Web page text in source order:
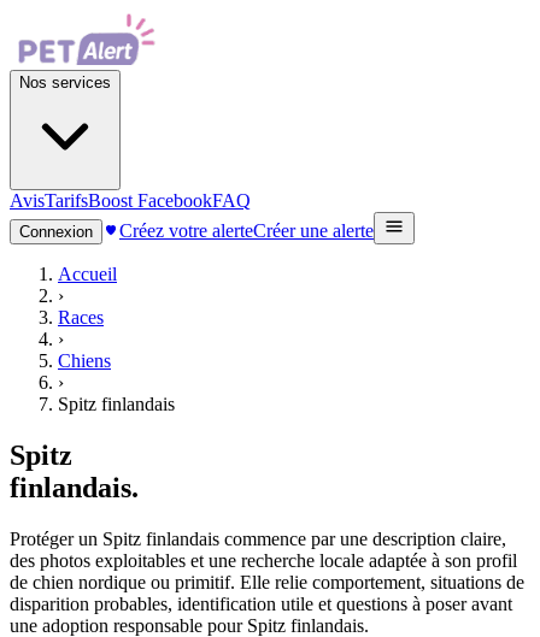
Nos services
AvisTarifsBoost FacebookFAQ
Connexion Créez votre alerteCréer une alerte
Accueil
›
Races
›
Chiens
›
Spitz finlandais
Spitz
finlandais.
Protéger un Spitz finlandais commence par une description claire,
des photos exploitables et une recherche locale adaptée à son profil
de chien nordique ou primitif. Elle relie comportement, situations de
disparition probables, identification utile et questions à poser avant
une adoption responsable pour Spitz finlandais.